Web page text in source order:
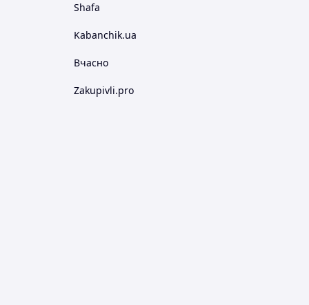
Shafa
Kabanchik.ua
Вчасно
Zakupivli.pro